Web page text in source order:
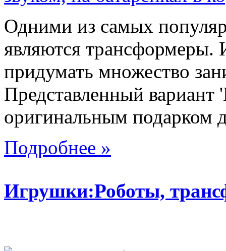
Одними из самых
являются
придумать множество
Представленный
оригинальным подарком
Подробнее »
Игрушки:Роботы,